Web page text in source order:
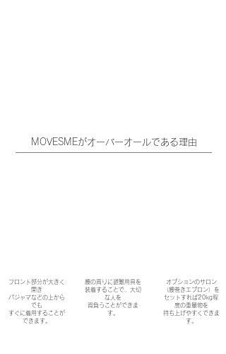
MOVESMEがオーバーオールである理由
フロント部分が大きく
開き
パジャマなどの上から
でも
すぐに着用することが
できます。
腰の周りに避難用具を
装着することで、大切
な人を
​背負うことができま
す。
オプションのサロン
（腰巻きエプロン）を
セットすれば20kg程
度の重量物を
持ち上げやすくできま
す。